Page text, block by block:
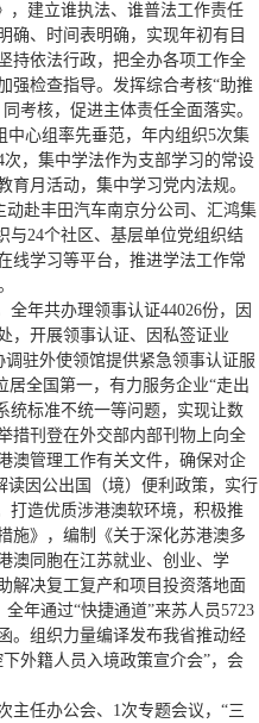
，建立谁执法、谁普法工作责任
确、时间表明确，实现年初有目
持依法行政，把全办各项工作全
强检查指导。发挥综合考核“助推
考核，促进主体责任全面落实。
中心组率先垂范，年内组织5次集
，集中学法作为支部学习的常设
月活动，集中学习党内法规。
动赴丰田汽车南京分公司、汇鸿集
与24个社区、基层单位党组织结
线学习等平台，推进学法工作常
年共办理领事认证44026份，因
，开展领事认证、因私签证业
驻外使领馆提供紧急领事认证服
居全国第一，有力服务企业“走出
统标准不统一等问题，实现让数
措刊登在外交部内部刊物上向全
澳管理工作有关文件，确保对企
读因公出国（境）便利政策，实行
打造优质涉港澳软环境，积极推
施》，编制《关于深化苏港澳多
澳同胞在江苏就业、创业、学
解决复工复产和项目投资落地面
年通过“快捷通道”来苏人员5723
。组织力量编译发布我省推动经
外籍人员入境政策宣介会”，会
主任办公会、1次专题会议，“三